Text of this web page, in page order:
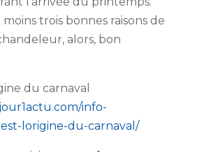
moins trois bonnes raisons de
alors, bon
du carnaval
info-
lorigine-du-carnaval/